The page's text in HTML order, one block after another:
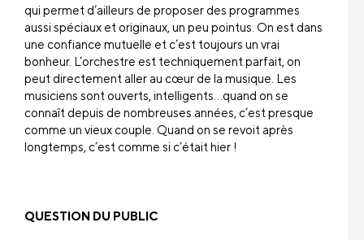
qui permet d’ailleurs de proposer des programmes
aussi spéciaux et originaux, un peu pointus. On est dans
une confiance mutuelle et c’est toujours un vrai
bonheur. L’orchestre est techniquement parfait, on
peut directement aller au cœur de la musique. Les
musiciens sont ouverts, intelligents…quand on se
connaît depuis de nombreuses années, c’est presque
comme un vieux couple. Quand on se revoit après
longtemps, c’est comme si c’était hier !
QUESTION DU PUBLIC